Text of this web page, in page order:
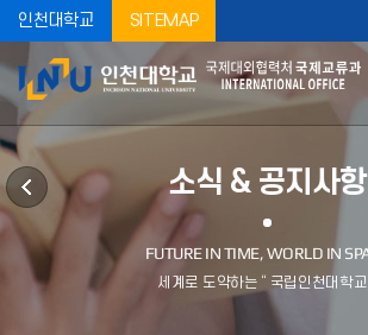
인천대학교 SITEMAP
소식 & 공지사항